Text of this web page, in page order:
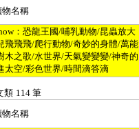
名稱
：恐龍王國/哺乳動物/昆蟲放大
飛飛飛/爬行動物/奇妙的身體/萬能
木之歌/水世界/天氣變變變/神奇的
太空/彩色世界/時間滴答滴
類 114 筆
名稱